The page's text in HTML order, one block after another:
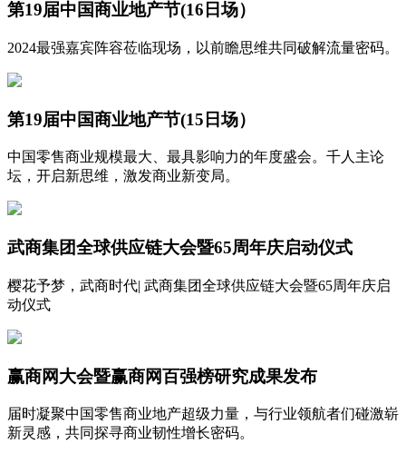
第19届中国商业地产节(16日场）
2024最强嘉宾阵容莅临现场，以前瞻思维共同破解流量密码。
第19届中国商业地产节(15日场）
中国零售商业规模最大、最具影响力的年度盛会。千人主论
坛，开启新思维，激发商业新变局。
武商集团全球供应链大会暨65周年庆启动仪式
樱花予梦，武商时代| 武商集团全球供应链大会暨65周年庆启
动仪式
赢商网大会暨赢商网百强榜研究成果发布
届时凝聚中国零售商业地产超级力量，与行业领航者们碰激崭
新灵感，共同探寻商业韧性增长密码。